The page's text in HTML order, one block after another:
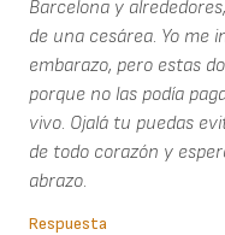
Barcelona y
de una cesárea. Yo
embarazo, pero estas
porque no las podía
vivo. Ojalá tu puedas
de todo corazón y
abrazo.
Respuesta